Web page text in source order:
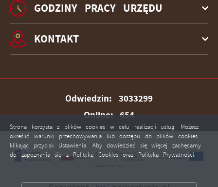
GODZINY PRACY URZĘDU
KONTAKT
Odwiedzin: 3033299
Online: 654
Strona korzysta z plików cookies w celu realizacji usług. Możesz
określić warunki przechowywania lub dostępu do plików cookies
klikając przycisk Ustawienia. Aby dowiedzieć się więcej zachęcamy
do zapoznania się z Polityką Cookies oraz Polityką Prywatności.
ZAPISZ WYBRANE